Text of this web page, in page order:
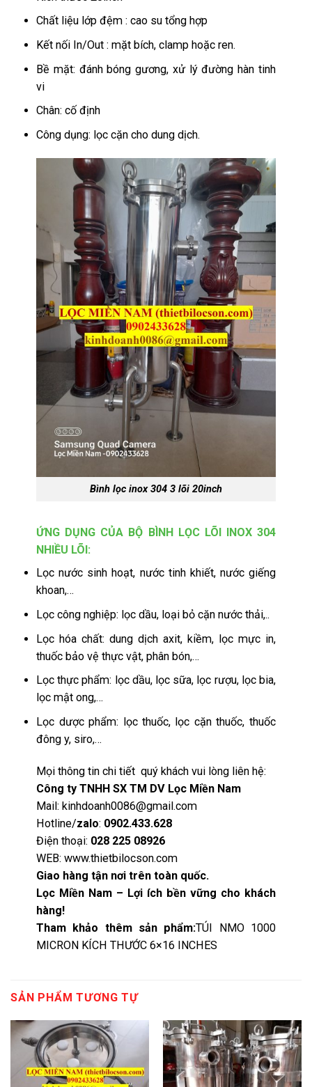
Chất liệu lớp đệm : cao su tổng hợp
Kết nối In/Out : mặt bích, clamp hoặc ren.
Bề mặt: đánh bóng gương, xử lý đường hàn tinh
vi
Chân: cố định
Công dụng: lọc cặn cho dung dịch.
Bình lọc inox 304 3 lõi 20inch
ỨNG DỤNG CỦA BỘ BÌNH LỌC LÕI INOX 304
NHIỀU LÕI:
Lọc nước sinh hoạt, nước tinh khiết, nước giếng
khoan,…
Lọc công nghiệp: lọc dầu, loại bỏ cặn nước thải,..
Lọc hóa chất: dung dịch axit, kiềm, lọc mực in,
thuốc bảo vệ thực vật, phân bón,…
Lọc thực phẩm: lọc dầu, lọc sữa, lọc rượu, lọc bia,
lọc mật ong,…
Lọc dược phẩm: lọc thuốc, lọc cặn thuốc, thuốc
đông y, siro,…
Mọi thông tin chi tiết quý khách vui lòng liên hệ:
Công ty TNHH SX TM DV Lọc Miền Nam
Mail:kinhdoanh0086@gmail.com
Hotline/zalo: 0902.433.628
Điện thoại: 028 225 08926
WEB:www.thietbilocson.com
Giao hàng tận nơi trên toàn quốc.
Lọc Miền Nam – Lợi ích bền vững cho khách
hàng!
Tham khảo thêm sản phẩm:TÚI NMO 1000
MICRON KÍCH THƯỚC 6×16 INCHES
SẢN PHẨM TƯƠNG TỰ